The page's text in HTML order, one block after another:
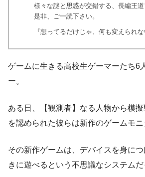
様々な謎と思惑が交錯する、長編王道
是非、ご一読下さい。
『想ってるだけじゃ、何も変えられな
ゲームに生きる高校生ゲーマーたち6
ー。
ある日、【観測者】なる人物から模
を認められた彼らは新作のゲームモニ
その新作ゲームは、デバイスを身に
きに遊べるという不思議なシステムだ